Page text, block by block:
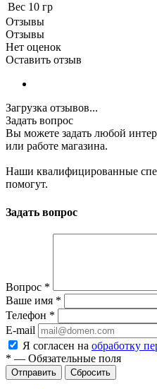
Вес 10 гр
Отзывы
Отзывы
Нет оценок
Оставить отзыв
Загрузка отзывов...
Задать вопрос
Вы можете задать любой
или работе магазина.
Наши квалифицированные
помогут.
Задать вопрос
Вопрос *
Ваше имя *
Телефон *
E-mail
Я согласен на обработку
* — Обязательные поля
Сбросить